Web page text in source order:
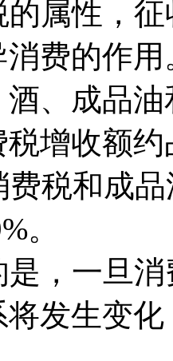
属性，征
费的作
、成品
增收额
费税和成
。
，一旦消
发生变化